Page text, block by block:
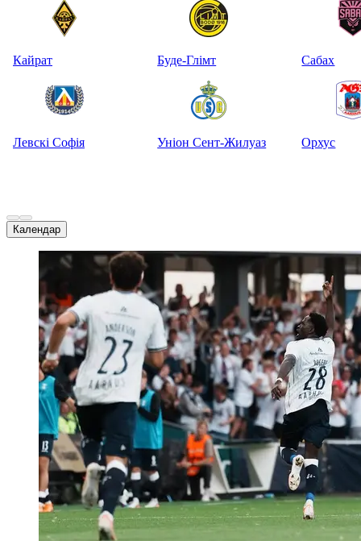
Кайрат
Левскі Софія
Буде-Глімт
Уніон Сент-Жилуаз
Сабах
Орхус
Календар